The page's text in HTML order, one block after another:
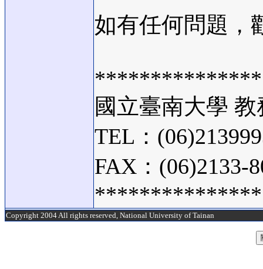
如有任何問題，
國立臺南大學
TEL：
FAX：(06)2133-
Copyright 2004 All rights reserved, National University of Tainan